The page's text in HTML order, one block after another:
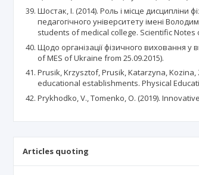
Шостак, І. (2014). Роль і місце
педагогічного університету імені
students of medical college. Scientific
Щодо організації фізичного виховання
of MES of Ukraine from 25.09.2015).
Prusik, Krzysztof, Prusik, Katarzyna,
educational establishments. Physical
Prykhodko, V., Tomenko, O. (2019).
Articles quoting